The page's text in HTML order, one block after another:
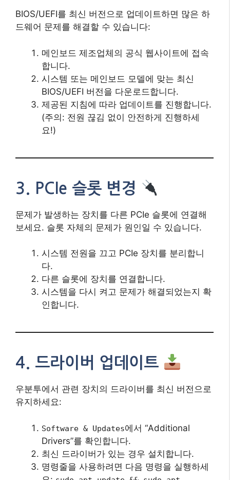
BIOS/UEFI를 최신 버전으로 업데이트하면 많은 하
드웨어 문제를 해결할 수 있습니다:
메인보드 제조업체의 공식 웹사이트에 접속
합니다.
시스템 또는 메인보드 모델에 맞는 최신
BIOS/UEFI 버전을 다운로드합니다.
제공된 지침에 따라 업데이트를 진행합니다.
(주의: 전원 끊김 없이 안전하게 진행하세
요!)
3. PCIe 슬롯 변경
문제가 발생하는 장치를 다른 PCIe 슬롯에 연결해
보세요. 슬롯 자체의 문제가 원인일 수 있습니다.
시스템 전원을 끄고 PCIe 장치를 분리합니
다.
다른 슬롯에 장치를 연결합니다.
시스템을 다시 켜고 문제가 해결되었는지 확
인합니다.
4. 드라이버 업데이트
우분투에서 관련 장치의 드라이버를 최신 버전으로
유지하세요:
Software & Updates에서 “Additional
Drivers”를 확인합니다.
최신 드라이버가 있는 경우 설치합니다.
명령줄을 사용하려면 다음 명령을 실행하세